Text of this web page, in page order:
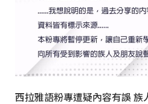
西拉雅語粉專遭疑內容有誤 族